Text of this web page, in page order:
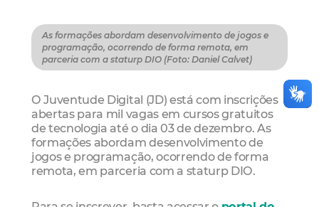
As formações abordam desenvolvimento de jogos e
programação, ocorrendo de forma remota, em
parceria com a staturp DIO (Foto: Daniel Calvet)
O Juventude Digital (JD) está com inscrições
abertas para mil vagas em cursos gratuitos
de tecnologia até o dia 03 de dezembro. As
formações abordam desenvolvimento de
jogos e programação, ocorrendo de forma
remota, em parceria com a staturp DIO.